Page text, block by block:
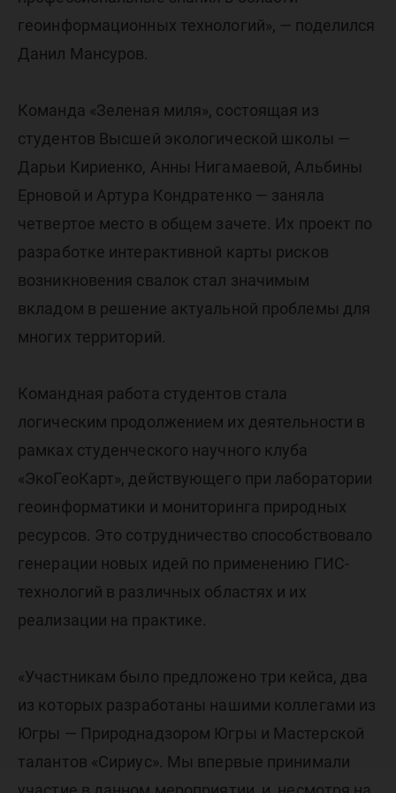
геоинформационных технологий», — поделился
Данил Мансуров.
Команда «Зеленая миля», состоящая из
студентов Высшей экологической школы —
Дарьи Кириенко, Анны Нигамаевой, Альбины
Ерновой и Артура Кондратенко — заняла
четвертое место в общем зачете. Их проект по
разработке интерактивной карты рисков
возникновения свалок стал значимым
вкладом в решение актуальной проблемы для
многих территорий.
Командная работа студентов стала
логическим продолжением их деятельности в
рамках студенческого научного клуба
«ЭкоГеоКарт», действующего при лаборатории
геоинформатики и мониторинга природных
ресурсов. Это сотрудничество способствовало
генерации новых идей по применению ГИС-
технологий в различных областях и их
реализации на практике.
«Участникам было предложено три кейса, два
из которых разработаны нашими коллегами из
Югры — Природнадзором Югры и Мастерской
талантов «Сириус». Мы впервые принимали